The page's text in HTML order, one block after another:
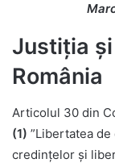
Justiția și
România
Articolul 30 din
(1) ”Libertatea
credinţelor şi